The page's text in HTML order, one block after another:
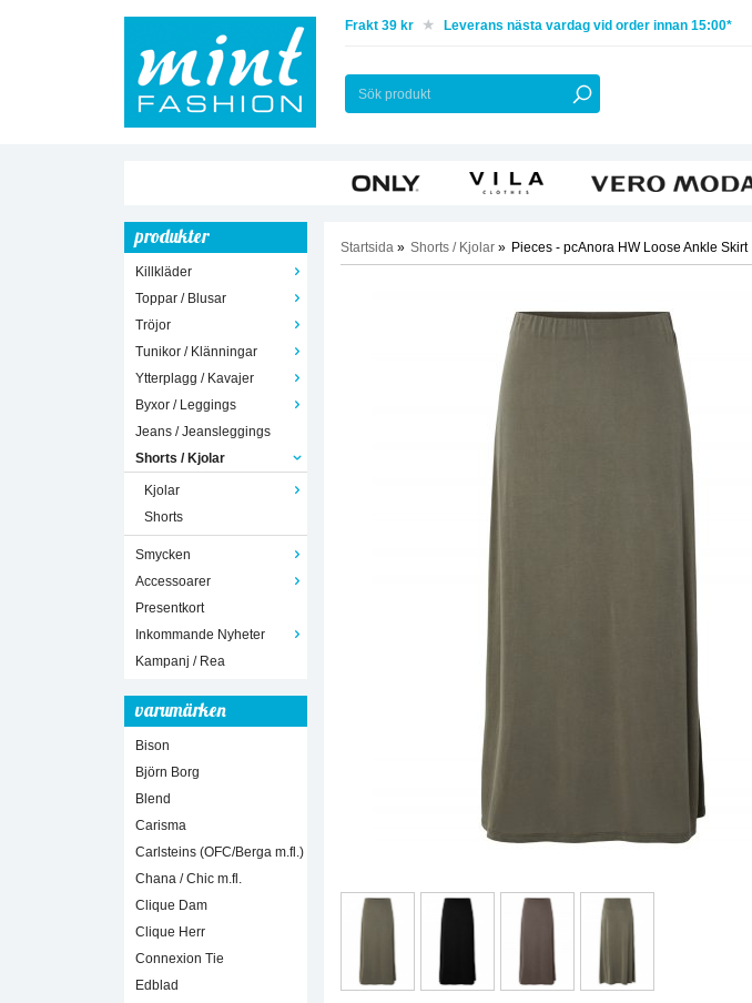
Frakt 39 kr Leverans nästa vardag vid order innan 15:00*
produkter
Killkläder
Toppar / Blusar
Tröjor
Tunikor / Klänningar
Ytterplagg / Kavajer
Byxor / Leggings
Jeans / Jeansleggings
Shorts / Kjolar
Kjolar
Shorts
Smycken
Accessoarer
Presentkort
Inkommande Nyheter
Kampanj / Rea
varumärken
Bison
Björn Borg
Blend
Carisma
Carlsteins (OFC/Berga m.fl.)
Chana / Chic m.fl.
Clique Dam
Clique Herr
Connexion Tie
Edblad
Startsida » Shorts / Kjolar » Pieces - pcAnora HW Loose Ankle Skirt